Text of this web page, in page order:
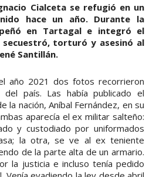
Cialceta se refugió en un
hace un año. Durante la
en Tartagal e integró el
torturó y asesinó al
Santillán.
año 2021 dos fotos recorrieron
del país. Las había publicado el
la nación, Aníbal Fernández, en su
aparecía el ex militar salteño:
y custodiado por uniformados
la otra, se ve al ex teniente
de la parte alta de un armario.
la justicia e incluso tenía pedido